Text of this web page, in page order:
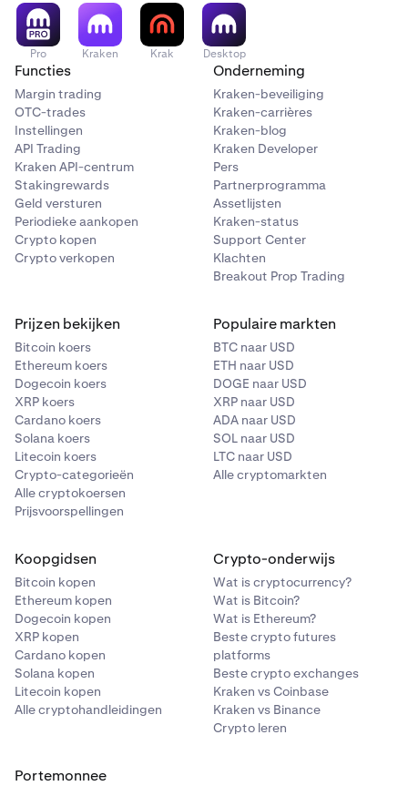
Pro Kraken Krak Desktop
Functies
Margin trading
OTC-trades
Instellingen
API Trading
Kraken API-centrum
Stakingrewards
Geld versturen
Periodieke aankopen
Crypto kopen
Crypto verkopen
Onderneming
Kraken-beveiliging
Kraken-carrières
Kraken-blog
Kraken Developer
Pers
Partnerprogramma
Assetlijsten
Kraken-status
Support Center
Klachten
Breakout Prop Trading
Prijzen bekijken
Bitcoin koers
Ethereum koers
Dogecoin koers
XRP koers
Cardano koers
Solana koers
Litecoin koers
Crypto-categorieën
Alle cryptokoersen
Prijsvoorspellingen
Populaire markten
BTC naar USD
ETH naar USD
DOGE naar USD
XRP naar USD
ADA naar USD
SOL naar USD
LTC naar USD
Alle cryptomarkten
Koopgidsen
Bitcoin kopen
Ethereum kopen
Dogecoin kopen
XRP kopen
Cardano kopen
Solana kopen
Litecoin kopen
Alle cryptohandleidingen
Crypto-onderwijs
Wat is cryptocurrency?
Wat is Bitcoin?
Wat is Ethereum?
Beste crypto futures
platforms
Beste crypto exchanges
Kraken vs Coinbase
Kraken vs Binance
Crypto leren
Portemonnee